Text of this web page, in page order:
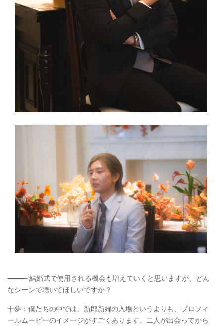
──── 結婚式で使用される機会も増えていくと思いますが、どん
なシーンで聴いてほしいですか？
十夢：僕たちの中では、新郎新婦の入場というよりも、プロフィ
ールムービーのイメージがすごくあります。二人が出会ってから